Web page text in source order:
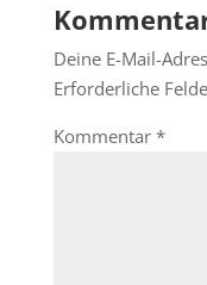
Deine E-Mail-
Erforderliche
Kommentar *